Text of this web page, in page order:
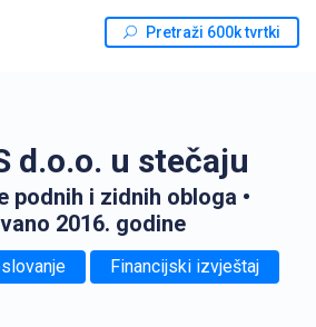
Pretraži 600k tvrtki
d.o.o. u stečaju
podnih i zidnih obloga •
2016. godine
Financijski izvještaj